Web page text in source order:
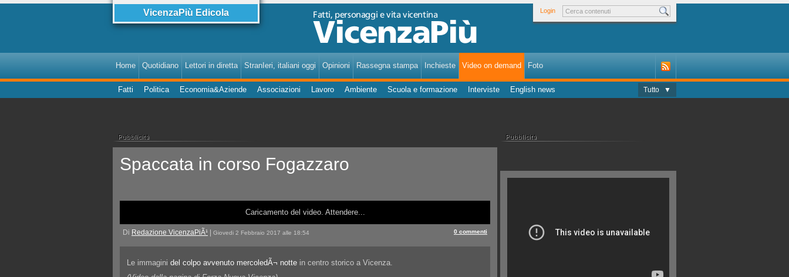
VicenzaPiù Edicola Login
Home Quotidiano Lettori in diretta StranIeri, italiani oggi Opinioni Rassegna stampa Inchieste Video on demand Foto
Fatti Politica Economia&Aziende Associazioni Lavoro Ambiente Scuola e formazione Interviste English news Tutto ▼
Spaccata in corso Fogazzaro
Caricamento del video. Attendere...
Di Redazione VicenzaPiÃ¹ | Giovedi 2 Febbraio 2017 alle 18:54 0 commenti
Le immagini del colpo avvenuto mercoledÃ¬ notte in centro storico a Vicenza.